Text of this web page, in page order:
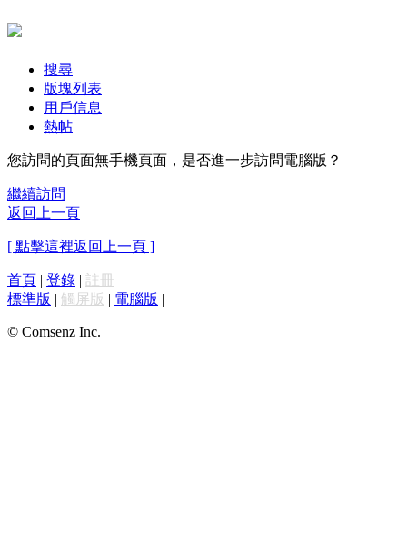
搜尋
版塊列表
用戶信息
熱帖
您訪問的頁面無手機頁面，是否進一步訪問電腦版？
繼續訪問
返回上一頁
[ 點擊這裡返回上一頁 ]
首頁 | 登錄 | 註冊
標準版 | 觸屏版 | 電腦版 |
© Comsenz Inc.